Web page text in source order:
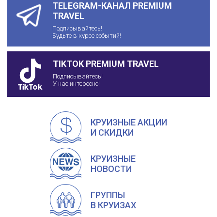
TELEGRAM-КАНАЛ PREMIUM
TRAVEL
Подписывайтесь!
Будьте в курсе событий!
TIKTOK PREMIUM TRAVEL
Подписывайтесь!
У нас интересно!
КРУИЗНЫЕ АКЦИИ
И СКИДКИ
КРУИЗНЫЕ
НОВОСТИ
ГРУППЫ
В КРУИЗАХ